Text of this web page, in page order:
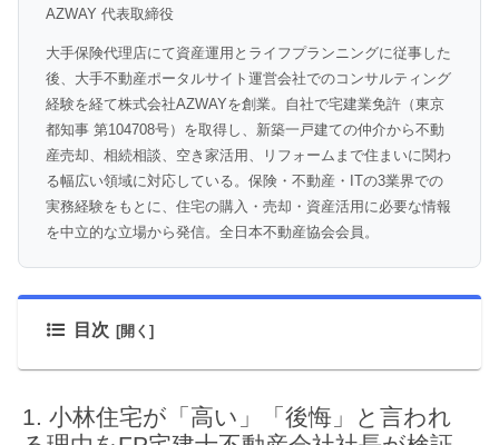
AZWAY 代表取締役
大手保険代理店にて資産運用とライフプランニングに従事した
後、大手不動産ポータルサイト運営会社でのコンサルティング
経験を経て株式会社AZWAYを創業。自社で宅建業免許（東京
都知事 第104708号）を取得し、新築一戸建ての仲介から不動
産売却、相続相談、空き家活用、リフォームまで住まいに関わ
る幅広い領域に対応している。保険・不動産・ITの3業界での
実務経験をもとに、住宅の購入・売却・資産活用に必要な情報
を中立的な立場から発信。全日本不動産協会会員。
目次
小林住宅が「高い」「後悔」と言われ